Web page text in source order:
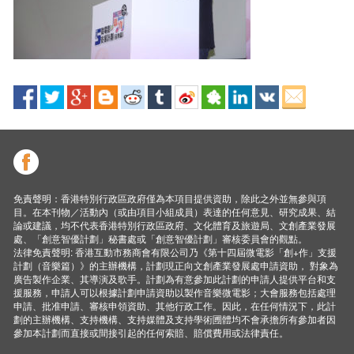
免責聲明：香港特別行政區政府僅為本項目提供資助，除此之外並無參與項
目。在本刊物／活動內（或由項目小組成員）表達的任何意見、研究成果、結
論或建議，均不代表香港特別行政區政府、文化體育及旅遊局、文創產業發展
處、「創意智優計劃」秘書處或「創意智優計劃」審核委員會的觀點。
法律免責聲明: 香港互動市務商會有限公司乃《第十四屆微電影「創+作」支援
計劃（音樂篇）》的主辦機構，計劃現正向文創產業發展處申請資助， 對象為
廣告製作企業、其導演及歌手。計劃為有意參加此計劃的申請人提供平台和支
援服務，申請人可以根據計劃申請資助以製作音樂微電影；大會服務包括處理
申請、批准申請、審核申領資助、其他行政工作。因此，在任何情況下，此計
劃的主辦機構、支持機構、支持媒體及支持學術圑體均不會承擔所有參加者因
參加本計劃而直接或間接引起的任何索賠、賠償費用或法律責任。